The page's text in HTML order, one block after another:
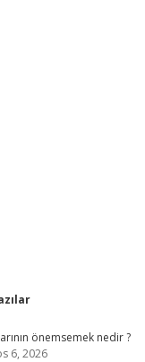
önemsemek nedir ?
6, 2026